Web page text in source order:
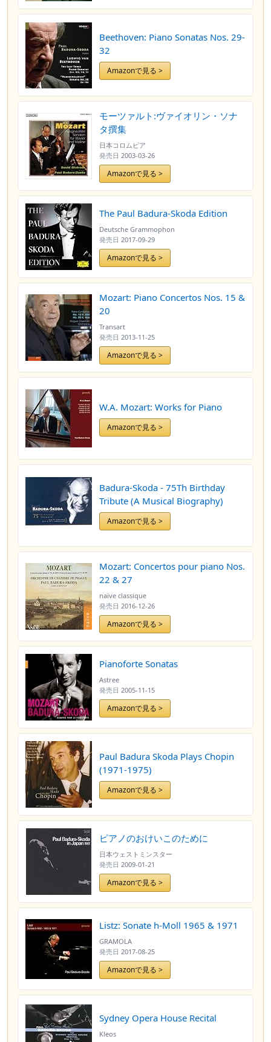
Beethoven: Piano Sonatas Nos. 29-
32
Amazonで見る >
モーツァルト:ヴァイオリン・ソナ
タ撰集
日本コロムビア
発売日 2003-03-26
Amazonで見る >
The Paul Badura-Skoda Edition
Deutsche Grammophon
発売日 2017-09-29
Amazonで見る >
Mozart: Piano Concertos Nos. 15 &
20
Transart
発売日 2013-11-25
Amazonで見る >
W.A. Mozart: Works for Piano
Amazonで見る >
Badura-Skoda - 75Th Birthday
Tribute (A Musical Biography)
Amazonで見る >
Mozart: Concertos pour piano Nos.
22 & 27
naïve classique
発売日 2016-12-26
Amazonで見る >
Pianoforte Sonatas
Astree
発売日 2005-11-15
Amazonで見る >
Paul Badura Skoda Plays Chopin
(1971-1975)
Amazonで見る >
ピアノのおけいこのために
日本ウェストミンスター
発売日 2009-01-21
Amazonで見る >
Listz: Sonate h-Moll 1965 & 1971
GRAMOLA
発売日 2017-08-25
Amazonで見る >
Sydney Opera House Recital
Kleos